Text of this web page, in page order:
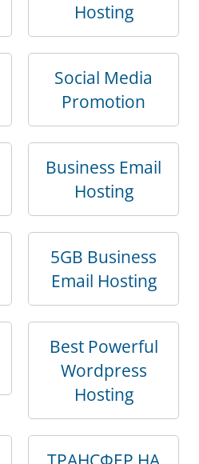
Hosting
Social Media
Promotion
Business Email
Hosting
5GB Business
Email Hosting
Best Powerful
Wordpress
Hosting